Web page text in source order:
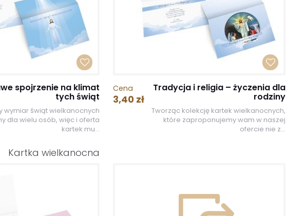
spojrzenie na klimat
tych świąt
wymiar świąt wielkanocnych
dla wielu osób, więc i oferta
kartek mu...
Cena
3,40 zł
Tradycja i religia – życzenia dla
rodziny
Tworząc kolekcję kartek wielkanocnych,
które zaproponujemy wam w naszej
ofercie nie z...
Kartka wielkanocna